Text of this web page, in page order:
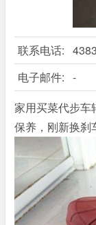
联系电话:
电子邮件: -
家用买菜代步
保养，刚新换刹